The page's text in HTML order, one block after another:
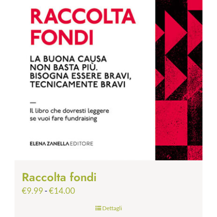
Raccolta fondi
€9.99-€14.00Fascia
prezzo:
Dettagli